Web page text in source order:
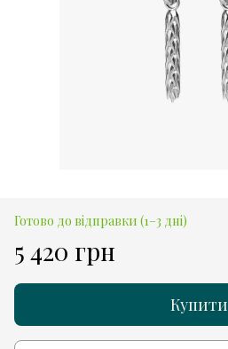
Готово до відправки (1–3 дні)
5 420 грн
Купити